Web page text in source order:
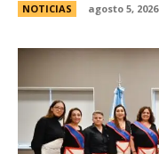
NOTICIAS agosto 5, 2026